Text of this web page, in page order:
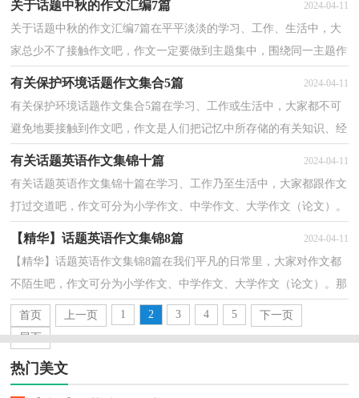
关于话题中秋的作文汇编7篇 2024-04-11
关于话题中秋的作文汇编7篇在平平淡淡的学习、工作、生活中，大
家总少不了接触作文吧，作文一定要做到主题集中，围绕同一主题作
深入阐述，切忌东拉西扯，主题涣散甚至无主题。怎么写...
有关保护环境话题作文集合5篇 2024-04-11
有关保护环境话题作文集合5篇在学习、工作或生活中，大家都不可
避免地要接触到作文吧，作文是人们把记忆中所存储的有关知识、经
有关话题英语作文集锦十篇 2024-04-11
有关话题英语作文集锦十篇在学习、工作乃至生活中，大家都跟作文
打过交道吧，作文可分为小学作文、中学作文、大学作文（论文）。
【精华】话题英语作文集锦8篇 2024-04-11
【精华】话题英语作文集锦8篇在我们平凡的日常里，大家对作文都
不陌生吧，作文可分为小学作文、中学作文、大学作文（论文）。那
要怎么写好作文呢？下面是小编为大家收集的话题英语作...
首页 上一页 1 2 3 4 5
下一页
尾页
热门美文